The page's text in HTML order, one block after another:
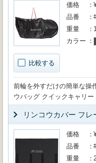
比較する
価格
品番
重量
カラー
前輪を外すだけの簡単な操
ウバッグ クイックキャリー
リンコウカバー フレ
価格
品番
重量